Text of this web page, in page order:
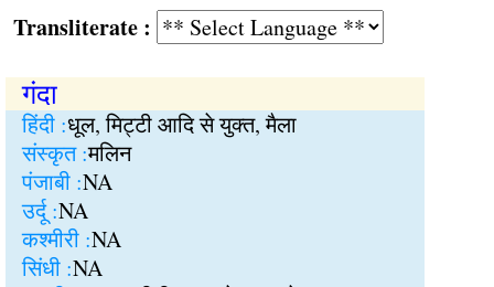
:
गंदा
हिंदी :धूल, मिट्टी आदि से युक्त, मैला
संस्कृत :मलिन
पंजाबी :NA
उर्दू :NA
कश्मीरी :NA
सिंधी :NA